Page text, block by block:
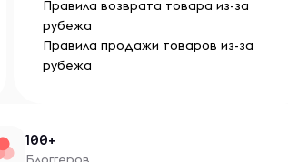
Правила возврата товара из-за
рубежа
Правила продажи товаров из-за
рубежа
100+